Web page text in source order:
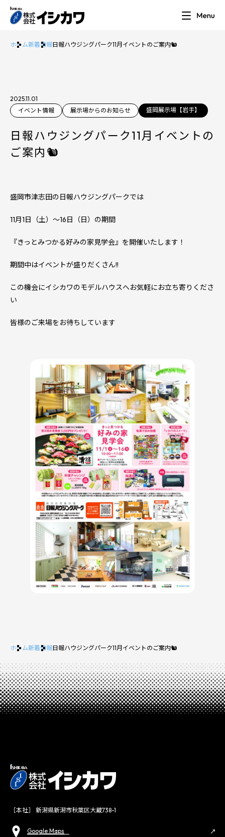
ホーム新着情報日報ハウジングパーク11月イベントのご案内🐿
2025.11.01
イベント情報
展示場からのお知らせ 盛岡展示場【岩手】
日報ハウジングパーク11月イベントの
ご案内🐿
盛岡市津志田の日報ハウジングパークでは
11月1日（土）～16日（日）の期間
『きっとみつかる好みの家見学会』を開催いたします！
期間中はイベントが盛りだくさん!!
この機会にイシカワのモデルハウスへお気軽にお立ち寄りくださ
い
皆様のご来場をお待ちしています
ホーム新着情報日報ハウジングパーク11月イベントのご案内🐿
［本社］ 新潟県新潟市秋葉区大蔵738-1
Google Maps